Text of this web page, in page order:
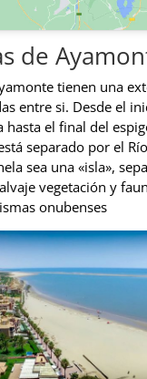
de
tienen una
entre si. Desde el
hasta el final del
separado por el
sea una «isla»,
vegetación y
onubenses